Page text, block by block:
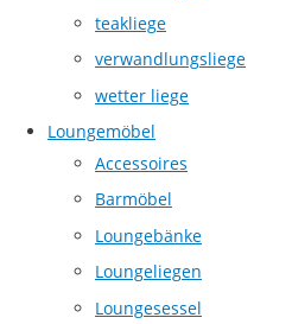
teakliege
verwandlungsliege
wetter liege
Loungemöbel
Accessoires
Barmöbel
Loungebänke
Loungeliegen
Loungesessel